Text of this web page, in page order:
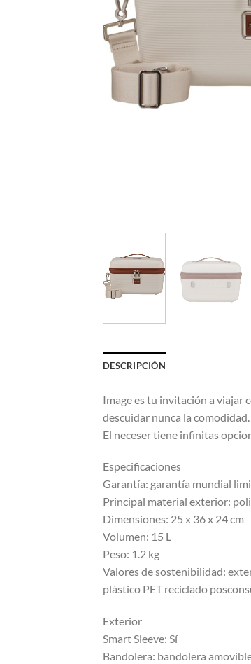
DESCRIPCIÓN
Image es tu invitación a viajar
descuidar nunca la
El neceser tiene infinitas
Especificaciones
Garantía: garantía mundial
Principal material exterior:
Dimensiones: 25 x 36 x 24 cm
Volumen: 15 L
Peso: 1.2 kg
Valores de sostenibilidad:
plástico PET reciclado
Exterior
Smart Sleeve: Sí
Bandolera: bandolera